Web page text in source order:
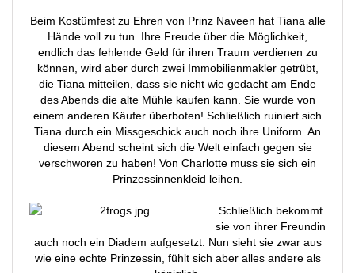
Beim Kostümfest zu Ehren von Prinz Naveen hat Tiana alle
Hände voll zu tun. Ihre Freude über die Möglichkeit,
endlich das fehlende Geld für ihren Traum verdienen zu
können, wird aber durch zwei Immobilienmakler getrübt,
die Tiana mitteilen, dass sie nicht wie gedacht am Ende
des Abends die alte Mühle kaufen kann. Sie wurde von
einem anderen Käufer überboten! Schließlich ruiniert sich
Tiana durch ein Missgeschick auch noch ihre Uniform. An
diesem Abend scheint sich die Welt einfach gegen sie
verschworen zu haben! Von Charlotte muss sie sich ein
Prinzessinnenkleid leihen.
Schließlich bekommt
sie von ihrer Freundin
auch noch ein Diadem aufgesetzt. Nun sieht sie zwar aus
wie eine echte Prinzessin, fühlt sich aber alles andere als